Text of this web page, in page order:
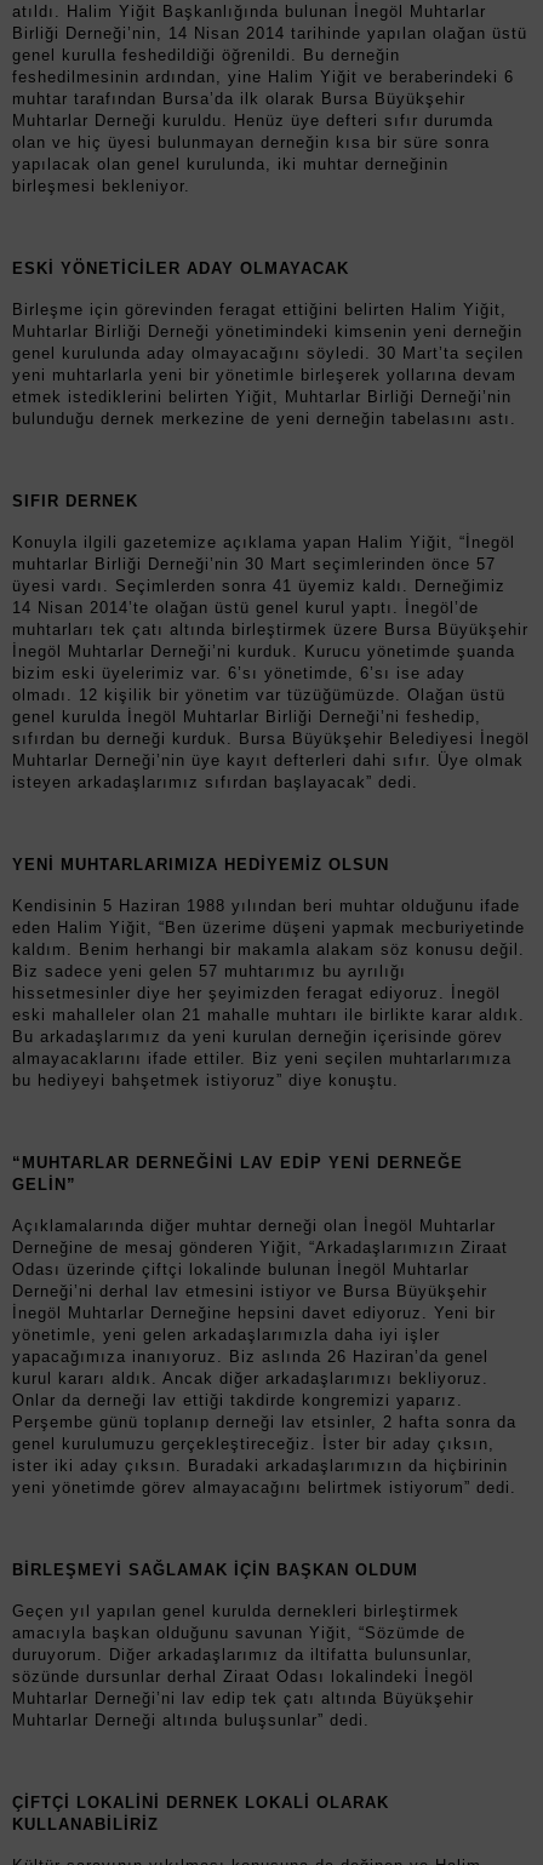
atıldı. Halim Yiğit Başkanlığında bulunan İnegöl Muhtarlar
Birliği Derneği’nin, 14 Nisan 2014 tarihinde yapılan olağan üstü
genel kurulla feshedildiği öğrenildi. Bu derneğin
feshedilmesinin ardından, yine Halim Yiğit ve beraberindeki 6
muhtar tarafından Bursa’da ilk olarak Bursa Büyükşehir
Muhtarlar Derneği kuruldu. Henüz üye defteri sıfır durumda
olan ve hiç üyesi bulunmayan derneğin kısa bir süre sonra
yapılacak olan genel kurulunda, iki muhtar derneğinin
birleşmesi bekleniyor.
ESKİ YÖNETİCİLER ADAY OLMAYACAK
Birleşme için görevinden feragat ettiğini belirten Halim Yiğit,
Muhtarlar Birliği Derneği yönetimindeki kimsenin yeni derneğin
genel kurulunda aday olmayacağını söyledi. 30 Mart’ta seçilen
yeni muhtarlarla yeni bir yönetimle birleşerek yollarına devam
etmek istediklerini belirten Yiğit, Muhtarlar Birliği Derneği’nin
bulunduğu dernek merkezine de yeni derneğin tabelasını astı.
SIFIR DERNEK
Konuyla ilgili gazetemize açıklama yapan Halim Yiğit, “İnegöl
muhtarlar Birliği Derneği’nin 30 Mart seçimlerinden önce 57
üyesi vardı. Seçimlerden sonra 41 üyemiz kaldı. Derneğimiz
14 Nisan 2014’te olağan üstü genel kurul yaptı. İnegöl’de
muhtarları tek çatı altında birleştirmek üzere Bursa Büyükşehir
İnegöl Muhtarlar Derneği’ni kurduk. Kurucu yönetimde şuanda
bizim eski üyelerimiz var. 6’sı yönetimde, 6’sı ise aday
olmadı. 12 kişilik bir yönetim var tüzüğümüzde. Olağan üstü
genel kurulda İnegöl Muhtarlar Birliği Derneği’ni feshedip,
sıfırdan bu derneği kurduk. Bursa Büyükşehir Belediyesi İnegöl
Muhtarlar Derneği’nin üye kayıt defterleri dahi sıfır. Üye olmak
isteyen arkadaşlarımız sıfırdan başlayacak” dedi.
YENİ MUHTARLARIMIZA HEDİYEMİZ OLSUN
Kendisinin 5 Haziran 1988 yılından beri muhtar olduğunu ifade
eden Halim Yiğit, “Ben üzerime düşeni yapmak mecburiyetinde
kaldım. Benim herhangi bir makamla alakam söz konusu değil.
Biz sadece yeni gelen 57 muhtarımız bu ayrılığı
hissetmesinler diye her şeyimizden feragat ediyoruz. İnegöl
eski mahalleler olan 21 mahalle muhtarı ile birlikte karar aldık.
Bu arkadaşlarımız da yeni kurulan derneğin içerisinde görev
almayacaklarını ifade ettiler. Biz yeni seçilen muhtarlarımıza
bu hediyeyi bahşetmek istiyoruz” diye konuştu.
“MUHTARLAR DERNEĞİNİ LAV EDİP YENİ DERNEĞE
GELİN”
Açıklamalarında diğer muhtar derneği olan İnegöl Muhtarlar
Derneğine de mesaj gönderen Yiğit, “Arkadaşlarımızın Ziraat
Odası üzerinde çiftçi lokalinde bulunan İnegöl Muhtarlar
Derneği’ni derhal lav etmesini istiyor ve Bursa Büyükşehir
İnegöl Muhtarlar Derneğine hepsini davet ediyoruz. Yeni bir
yönetimle, yeni gelen arkadaşlarımızla daha iyi işler
yapacağımıza inanıyoruz. Biz aslında 26 Haziran’da genel
kurul kararı aldık. Ancak diğer arkadaşlarımızı bekliyoruz.
Onlar da derneği lav ettiği takdirde kongremizi yaparız.
Perşembe günü toplanıp derneği lav etsinler, 2 hafta sonra da
genel kurulumuzu gerçekleştireceğiz. İster bir aday çıksın,
ister iki aday çıksın. Buradaki arkadaşlarımızın da hiçbirinin
yeni yönetimde görev almayacağını belirtmek istiyorum” dedi.
BİRLEŞMEYİ SAĞLAMAK İÇİN BAŞKAN OLDUM
Geçen yıl yapılan genel kurulda dernekleri birleştirmek
amacıyla başkan olduğunu savunan Yiğit, “Sözümde de
duruyorum. Diğer arkadaşlarımız da iltifatta bulunsunlar,
sözünde dursunlar derhal Ziraat Odası lokalindeki İnegöl
Muhtarlar Derneği’ni lav edip tek çatı altında Büyükşehir
Muhtarlar Derneği altında buluşsunlar” dedi.
ÇİFTÇİ LOKALİNİ DERNEK LOKALİ OLARAK
KULLANABİLİRİZ